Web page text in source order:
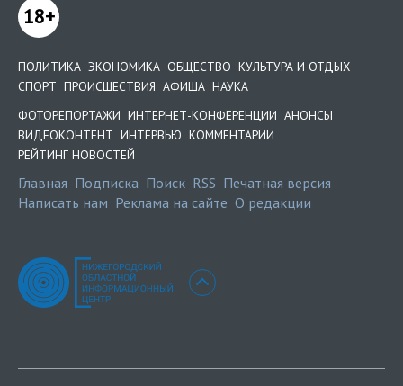
18+
ПОЛИТИКА ЭКОНОМИКА ОБЩЕСТВО КУЛЬТУРА И ОТДЫХ
СПОРТ ПРОИСШЕСТВИЯ АФИША НАУКА
ФОТОРЕПОРТАЖИ ИНТЕРНЕТ-КОНФЕРЕНЦИИ АНОНСЫ
ВИДЕОКОНТЕНТ ИНТЕРВЬЮ КОММЕНТАРИИ
РЕЙТИНГ НОВОСТЕЙ
Главная Подписка Поиск RSS Печатная версия
Написать нам Реклама на сайте О редакции